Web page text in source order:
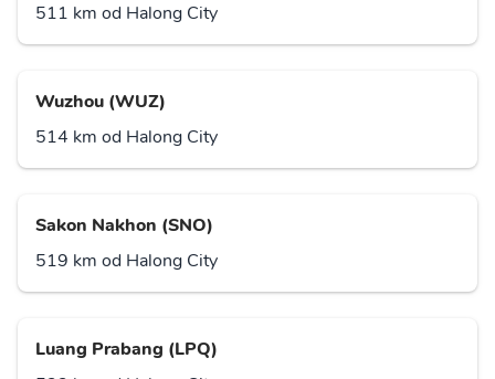
511 km od Halong City
Wuzhou (WUZ)
514 km od Halong City
Sakon Nakhon (SNO)
519 km od Halong City
Luang Prabang (LPQ)